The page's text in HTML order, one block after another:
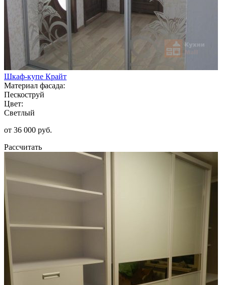
Шкаф-купе Крайт
Материал фасада:
Пескоструй
Цвет:
Светлый
от 36 000 руб.
Рассчитать